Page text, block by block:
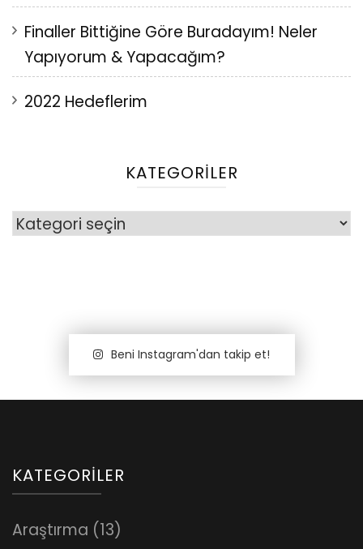
Finaller Bittiğine Göre Buradayım! Neler
Yapıyorum & Yapacağım?
2022 Hedeflerim
KATEGORILER
Kategoriler
Beni Instagram'dan takip et!
KATEGORILER
Araştırma (13)